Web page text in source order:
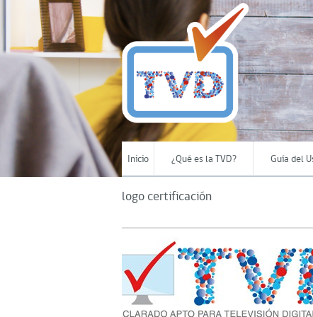
Inicio ¿Qué es la TVD? Guía del
logo certificación